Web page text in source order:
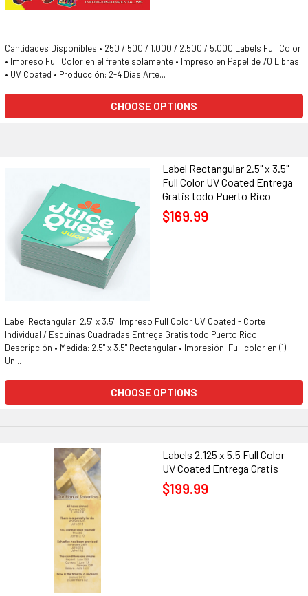
Cantidades Disponibles • 250 / 500 / 1,000 / 2,500 / 5,000 Labels Full Color
• Impreso Full Color en el frente solamente • Impreso en Papel de 70 Libras
• UV Coated • Producción: 2-4 Días Arte...
CHOOSE OPTIONS
Label Rectangular 2.5" x 3.5"
Full Color UV Coated Entrega
Gratis todo Puerto Rico
$169.99
Label Rectangular 2.5" x 3.5" Impreso Full Color UV Coated - Corte
Individual / Esquinas Cuadradas Entrega Gratis todo Puerto Rico
Descripción • Medida: 2.5" x 3.5" Rectangular • Impresión: Full color en (1)
Un...
CHOOSE OPTIONS
Labels 2.125 x 5.5 Full Color
UV Coated Entrega Gratis
$199.99